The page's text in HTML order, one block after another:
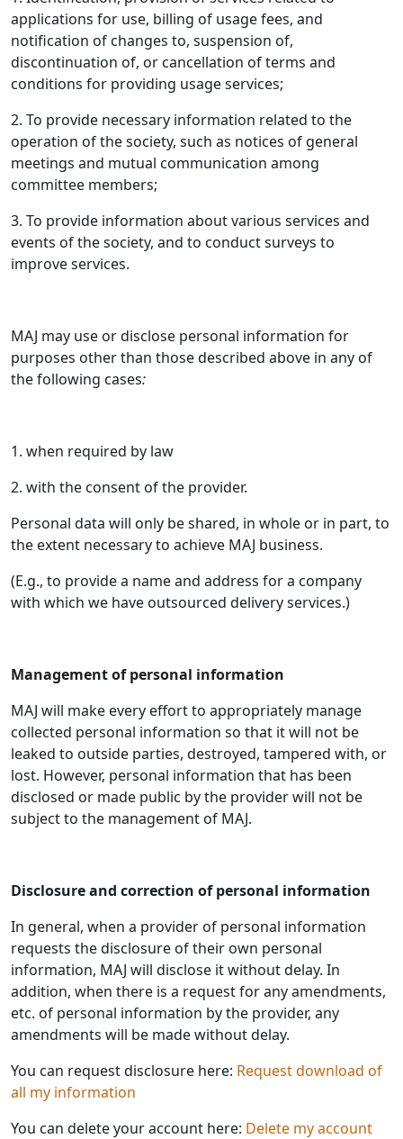
applications for use, billing of usage fees, and
notification of changes to, suspension of,
discontinuation of, or cancellation of terms and
conditions for providing usage services;
2. To provide necessary information related to the
operation of the society, such as notices of general
meetings and mutual communication among
committee members;
3. To provide information about various services and
events of the society, and to conduct surveys to
improve services.
MAJ may use or disclose personal information for
purposes other than those described above in any of
the following cases:
1. when required by law
2. with the consent of the provider.
Personal data will only be shared, in whole or in part, to
the extent necessary to achieve MAJ business.
(E.g., to provide a name and address for a company
with which we have outsourced delivery services.)
Management of personal information
MAJ will make every effort to appropriately manage
collected personal information so that it will not be
leaked to outside parties, destroyed, tampered with, or
lost. However, personal information that has been
disclosed or made public by the provider will not be
subject to the management of MAJ.
Disclosure and correction of personal information
In general, when a provider of personal information
requests the disclosure of their own personal
information, MAJ will disclose it without delay. In
addition, when there is a request for any amendments,
etc. of personal information by the provider, any
amendments will be made without delay.
You can request disclosure here: Request download of
all my information
You can delete your account here: Delete my account